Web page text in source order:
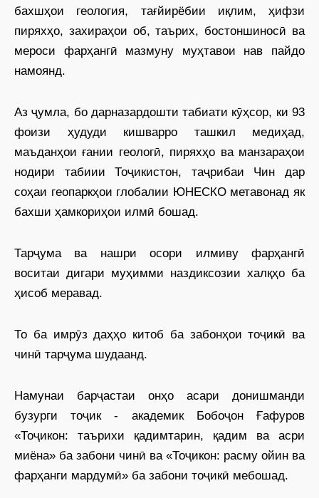
бахшҳои геология, тағйирёбии иқлим, ҳифзи
пиряхҳо, захираҳои об, таърих, бостоншиносӣ ва
мероси фарҳангӣ мазмуну муҳтавои нав пайдо
намоянд.
Аз ҷумла, бо дарназардошти табиати кӯҳсор, ки 93
фоизи ҳудуди кишварро ташкил медиҳад,
маъданҳои ғании геологӣ, пиряхҳо ва манзараҳои
нодири табиии Тоҷикистон, таҷрибаи Чин дар
соҳаи геопаркҳои глобалии ЮНЕСКО метавонад як
бахши ҳамкориҳои илмӣ бошад.
Тарҷума ва нашри осори илмиву фарҳангӣ
воситаи дигари муҳимми наздиксозии халқҳо ба
ҳисоб меравад.
То ба имрӯз даҳҳо китоб ба забонҳои тоҷикӣ ва
чинӣ тарҷума шудаанд.
Намунаи барҷастаи онҳо асари донишманди
бузурги тоҷик - академик Бобоҷон Ғафуров
«Тоҷикон: таърихи қадимтарин, қадим ва асри
миёна» ба забони чинӣ ва «Тоҷикон: расму ойин ва
фарҳанги мардумӣ» ба забони тоҷикӣ мебошад.